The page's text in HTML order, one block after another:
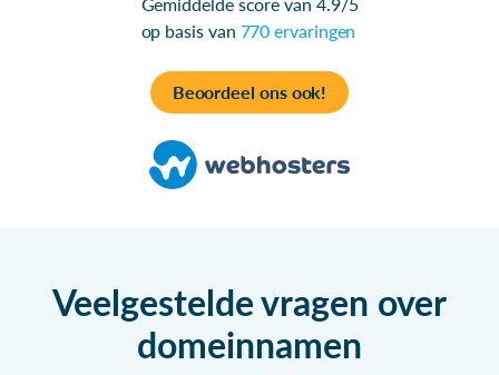
op basis van 770 ervaringen
Beoordeel ons ook!
Veelgestelde vragen over
domeinnamen